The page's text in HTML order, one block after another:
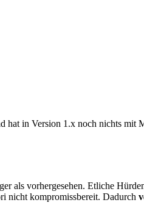
hat in Version 1.x noch nichts mit
als vorhergesehen. Etliche
nicht kompromissbereit. Dadurch